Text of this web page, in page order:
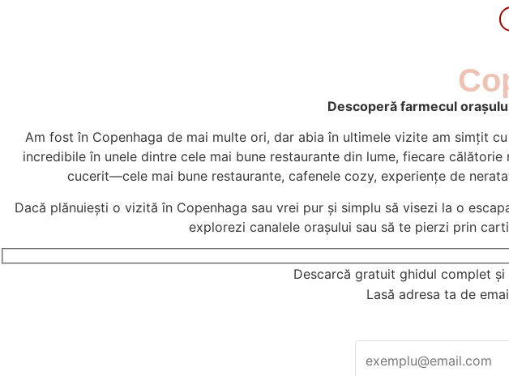
Descoperă farmecul
Am fost în Copenhaga de mai multe ori, dar abia în ultimele vizite am simțit
incredibile în unele dintre cele mai bune restaurante din lume, fiecare
cucerit—cele mai bune restaurante, cafenele cozy, experiențe de
Dacă plănuiești o vizită în Copenhaga sau vrei pur și simplu să visezi la o
explorezi canalele orașului sau să te pierzi prin
Descarcă gratuit ghidul complet
Lasă adresa ta de